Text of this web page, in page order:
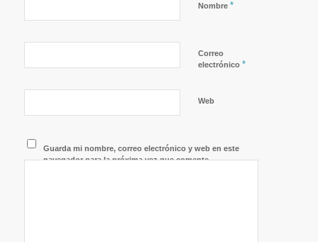
Nombre *
Correo
electrónico *
Web
Guarda mi nombre, correo electrónico y web en este
navegador para la próxima vez que comente.